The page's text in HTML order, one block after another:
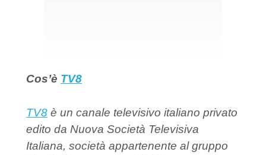
Cos’è TV8
TV8 è un canale televisivo italiano privato
edito da Nuova Società Televisiva
Italiana, società appartenente al gruppo